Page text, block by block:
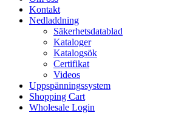
Kontakt
Nedladdning
Säkerhetsdatablad
Kataloger
Katalogsök
Certifikat
Videos
Uppspänningssystem
Shopping Cart
Wholesale Login